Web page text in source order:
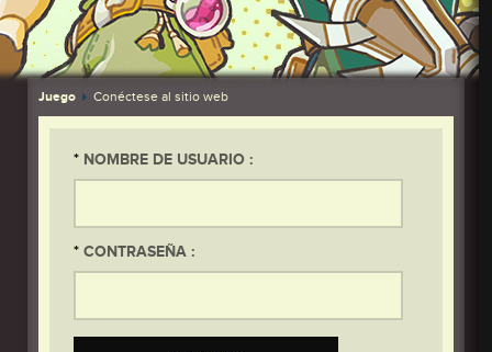
Juego Conéctese al sitio web
* NOMBRE DE USUARIO :
* CONTRASEÑA :